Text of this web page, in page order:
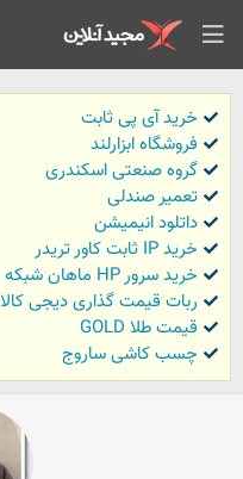
خرید آی پی ثابت
فروشگاه ابزارلند
گروه صنعتی اسکندری
تعمیر صندلی
داتلود انیمیشن
خرید IP ثابت کاور تریدر
خرید سرور HP ماهان شبکه
ربات قیمت گذاری دیجی کالا
قیمت طلا GOLD
چسب کاشی ساروج